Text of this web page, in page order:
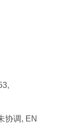
协调, EN